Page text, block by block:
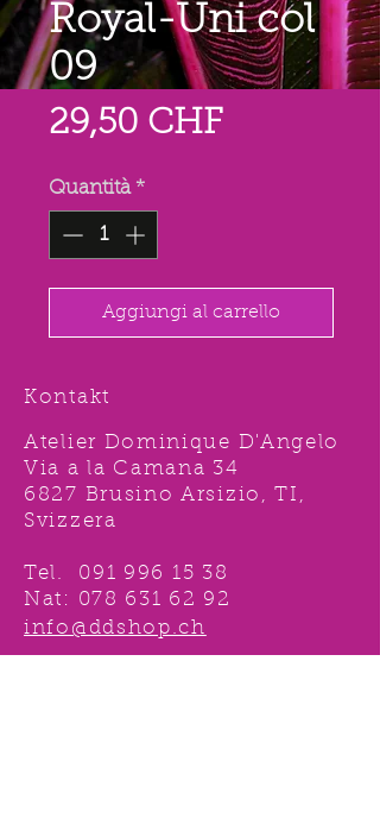
Royal-Uni col
09
29,50 CHFPrezzo
Quantità *
Aggiungi al carrello
Kontakt
Atelier Dominique D'Angelo
Via a la Camana 34
6827 Brusino Arsizio, TI,
Svizzera
Tel. 091 996 15 38
Nat: 078 631 62 92
info@ddshop.ch